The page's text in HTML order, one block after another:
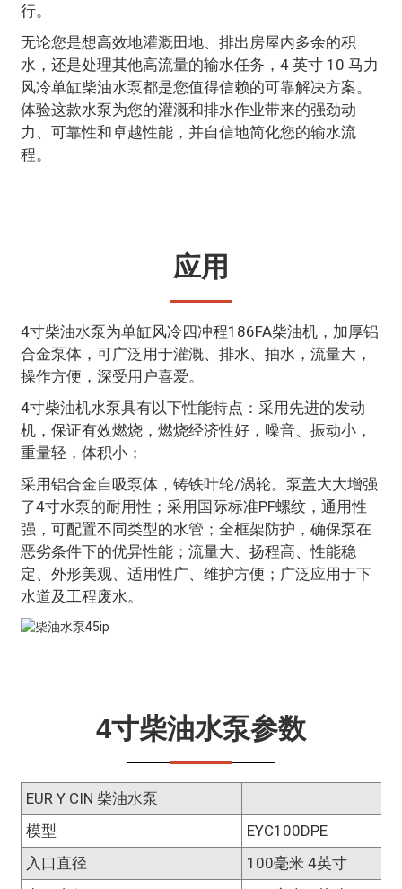
行。
无论您是想高效地灌溉田地、排出房屋内多余的积
水，还是处理其他高流量的输水任务，4 英寸 10 马力
风冷单缸柴油水泵都是您值得信赖的可靠解决方案。
体验这款水泵为您的灌溉和排水作业带来的强劲动
力、可靠性和卓越性能，并自信地简化您的输水流
程。
应用
4寸柴油水泵为单缸风冷四冲程186FA柴油机，加厚铝
合金泵​​体，可广泛用于灌溉、排水、抽水，流量大，
操作方便，深受用户喜爱。
4寸柴油机水泵具有以下性能特点：采用先进的发动
机，保证有效燃烧，燃烧经济性好，噪音、振动小，
重量轻，体积小；
采用铝合金自吸泵体，铸铁叶轮/涡轮。泵盖大大增强
了4寸水泵的耐用性；采用国际标准PF螺纹，通用性
强，可配置不同类型的水管；全框架防护，确保泵在
恶劣条件下的优异性能；流量大、扬程高、性能稳
定、外形美观、适用性广、维护方便；广泛应用于下
水道及工程废水。
4寸柴油水泵参数
EUR Y CIN 柴油水泵
模型
EYC100DPE
入口直径
100毫米 4英寸